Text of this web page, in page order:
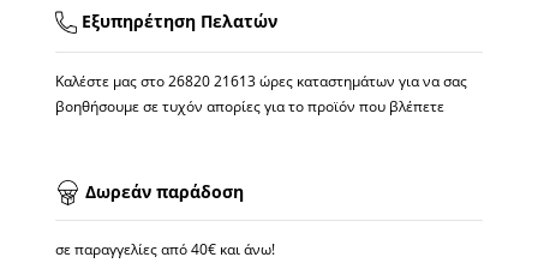
Εξυπηρέτηση Πελατών
Καλέστε μας στο26820 21613ώρες καταστημάτων για να σας
βοηθήσουμε σε τυχόν απορίες για το προϊόν που βλέπετε
Δωρεάν παράδοση
σε παραγγελίες από 40€ και άνω!